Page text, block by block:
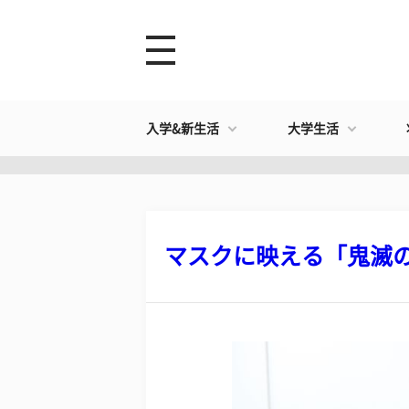
入学&新生活 大学生活
マスクに映える「鬼滅